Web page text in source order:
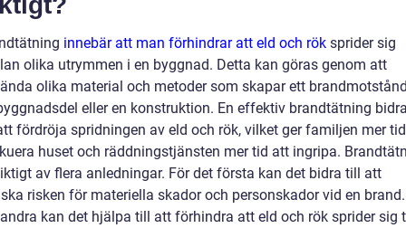
innebär att man förhindrar att eld och rök sprider sig
olika utrymmen i en byggnad. Detta kan göras genom att
olika material och metoder som skapar ett
eller en konstruktion. En effektiv brandtätning
fördröja spridningen av eld och rök, vilket ger familjen mer
huset och räddningstjänsten mer tid att ingripa.
av flera anledningar. För det första kan det bidra till att
risken för materiella skador och personskador vid en
kan det hjälpa till att förhindra att eld och rök sprider sig